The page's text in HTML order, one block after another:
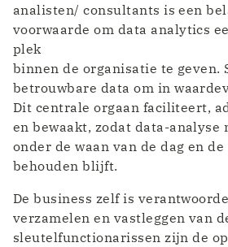
analisten/ consultants is een
voorwaarde om data analytics
plek
binnen de organisatie te geven.
betrouwbare data om in
Dit centrale orgaan faciliteert,
en bewaakt, zodat data-analyse
onder de waan van de dag en
behouden blijft.
De business zelf is
verzamelen en vastleggen van
sleutelfunctionarissen zijn de